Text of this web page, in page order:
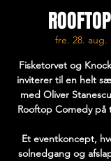
fre. 28. aug.
Fisketorvet og
inviterer til en helt
med Oliver
Rooftop Comedy
Et eventkoncept,
solnedgang og